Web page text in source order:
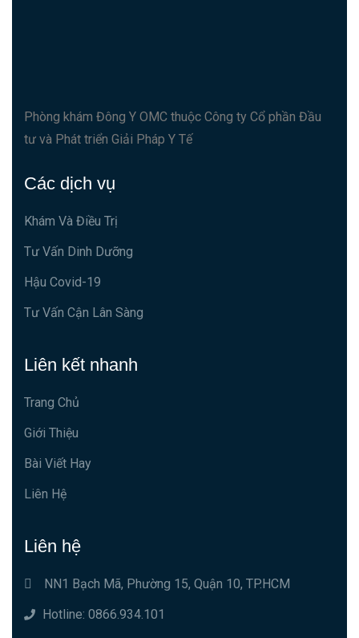
Phòng khám Đông Y OMC thuộc Công ty Cổ phần Đầu
tư và Phát triển Giải Pháp Y Tế
Các dịch vụ
Khám Và Điều Trị
Tư Vấn Dinh Dưỡng
Hậu Covid-19
Tư Vấn Cận Lân Sàng
Liên kết nhanh
Trang Chủ
Giới Thiệu
Bài Viết Hay
Liên Hệ
Liên hệ
NN1 Bạch Mã, Phường 15, Quận 10, TP.HCM
Hotline: 0866.934.101